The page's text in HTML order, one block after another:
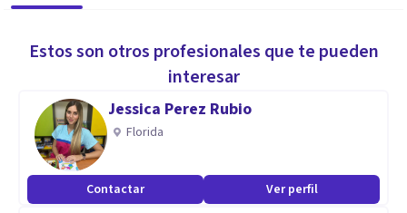
Estos son otros profesionales que te pueden
interesar
Jessica Perez Rubio
Florida
Contactar Ver perfil